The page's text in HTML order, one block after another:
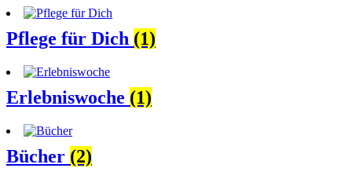
Pflege für Dich (1)
Erlebniswoche (1)
Bücher (2)